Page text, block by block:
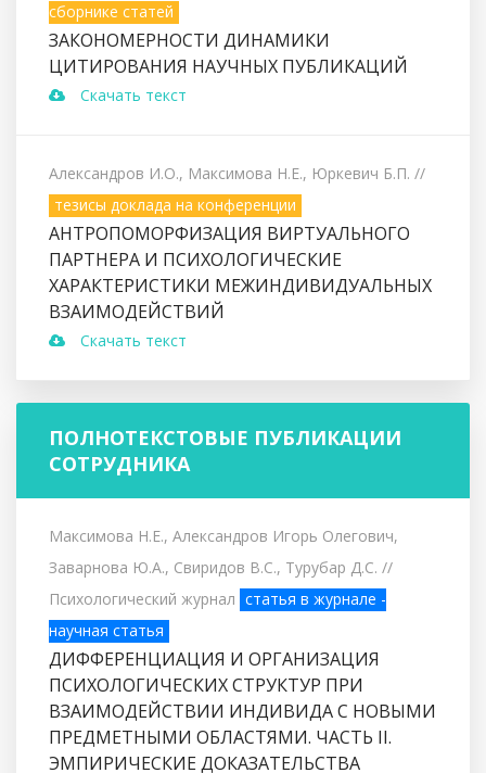
сборнике статей
ЗАКОНОМЕРНОСТИ ДИНАМИКИ
ЦИТИРОВАНИЯ НАУЧНЫХ ПУБЛИКАЦИЙ
Скачать текст
Александров И.О., Максимова Н.Е., Юркевич Б.П. //
тезисы доклада на конференции
АНТРОПОМОРФИЗАЦИЯ ВИРТУАЛЬНОГО
ПАРТНЕРА И ПСИХОЛОГИЧЕСКИЕ
ХАРАКТЕРИСТИКИ МЕЖИНДИВИДУАЛЬНЫХ
ВЗАИМОДЕЙСТВИЙ
Скачать текст
ПОЛНОТЕКСТОВЫЕ ПУБЛИКАЦИИ
СОТРУДНИКА
Максимова Н.Е., Александров Игорь Олегович,
Заварнова Ю.А., Свиридов В.С., Турубар Д.С. //
Психологический журнал статья в журнале -
научная статья
ДИФФЕРЕНЦИАЦИЯ И ОРГАНИЗАЦИЯ
ПСИХОЛОГИЧЕСКИХ СТРУКТУР ПРИ
ВЗАИМОДЕЙСТВИИ ИНДИВИДА С НОВЫМИ
ПРЕДМЕТНЫМИ ОБЛАСТЯМИ. ЧАСТЬ II.
ЭМПИРИЧЕСКИЕ ДОКАЗАТЕЛЬСТВА